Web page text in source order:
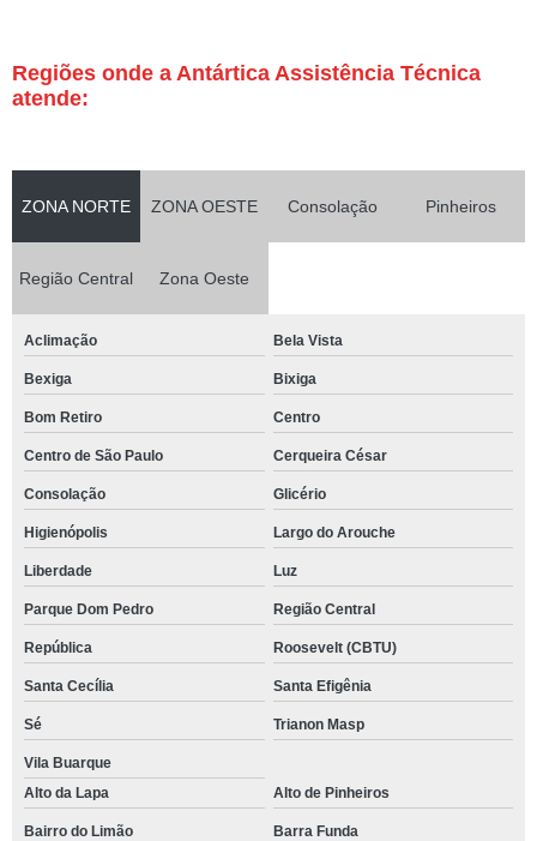
Regiões onde a Antártica Assistência Técnica
atende:
ZONA NORTE ZONA OESTE Consolação Pinheiros
Região Central Zona Oeste
Aclimação Bela Vista
Bexiga Bixiga
Bom Retiro Centro
Centro de São Paulo Cerqueira César
Consolação Glicério
Higienópolis Largo do Arouche
Liberdade Luz
Parque Dom Pedro Região Central
República Roosevelt (CBTU)
Santa Cecília Santa Efigênia
Sé Trianon Masp
Vila Buarque
Alto da Lapa
Alto de Pinheiros
Bairro do Limão Barra Funda